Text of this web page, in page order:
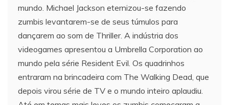
mundo. Michael Jackson eternizou-se fazendo
zumbis levantarem-se de seus túmulos para
dançarem ao som de Thriller. A indústria dos
videogames apresentou a Umbrella Corporation ao
mundo pela série Resident Evil. Os quadrinhos
entraram na brincadeira com The Walking Dead, que
depois virou série de TV e o mundo inteiro aplaudiu.